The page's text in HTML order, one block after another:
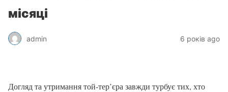
місяці
admin 6 років ago
Догляд та утримання той-тер’єра завжди турбує тих, хто